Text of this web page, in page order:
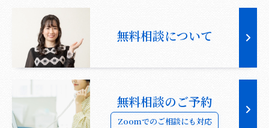
無料相談について
無料相談のご予約
Zoomでのご相談にも対応